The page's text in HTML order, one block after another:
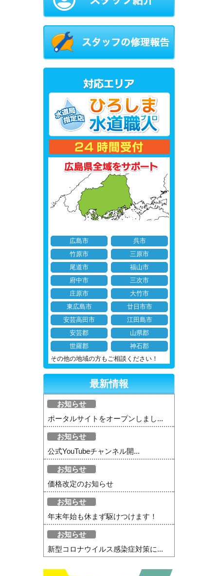
広島市
呉市
竹原市
三原市
尾道市
福山市
府中市
三次市
庄原市
大竹市
東広島市
廿日市市
安芸高田市
江田島市
安芸郡
山県郡
世羅郡
神石郡
その他の地域の方もご相談ください！
最新情報
お知らせ
ポータルサイトをオープンしまし...
お知らせ
公式YouTubeチャンネル開...
お知らせ
価格改定のお知らせ
お知らせ
年末年始も休まず駆けつけます！
お知らせ
新型コロナウイルス感染症対策に...